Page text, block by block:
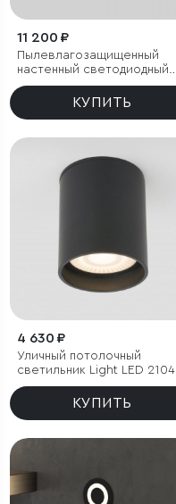
11 200 ₽
Пылевлагозащищенный
настенный светодиодный
светильник Asteria D IP54
КУПИТЬ
4 630 ₽
Уличный потолочный
светильник Light LED 2104
IP54
КУПИТЬ